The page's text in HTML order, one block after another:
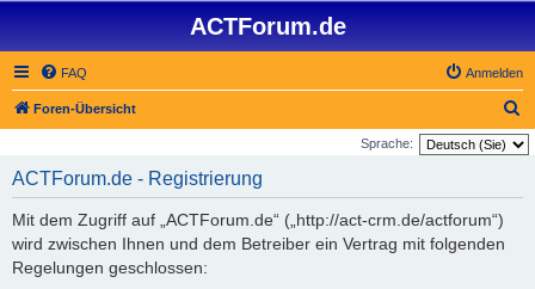
ACTForum.de
FAQ Anmelden
Foren-Übersicht
u
Sprache:
ACTForum.de - Registrierung
Mit dem Zugriff auf „ACTForum.de“ („http://act-crm.de/actforum“)
wird zwischen Ihnen und dem Betreiber ein Vertrag mit folgenden
Regelungen geschlossen: